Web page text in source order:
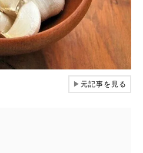
▶元記事を見る